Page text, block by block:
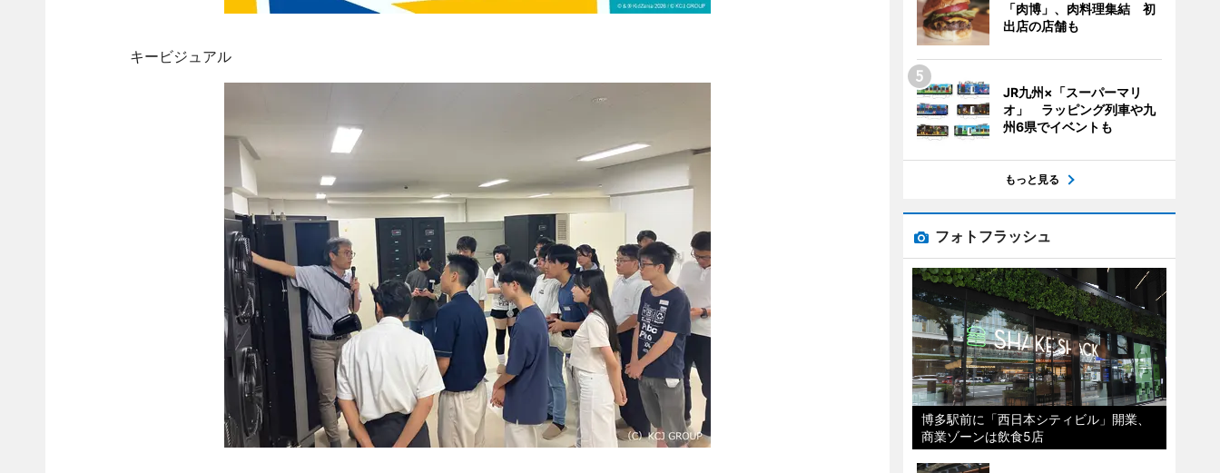
キービジュアル
「肉博」、肉料理集結 初
出店の店舗も
JR九州×「スーパーマリ
オ」 ラッピング列車や九
州6県でイベントも
もっと見る
フォトフラッシュ
博多駅前に「西日本シティビル」開業、
商業ゾーンは飲食5店